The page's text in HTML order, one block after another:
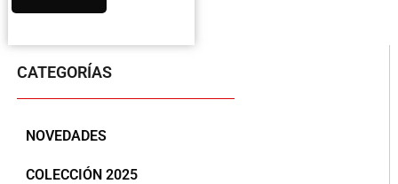
CATEGORÍAS
NOVEDADES
COLECCIÓN 2025